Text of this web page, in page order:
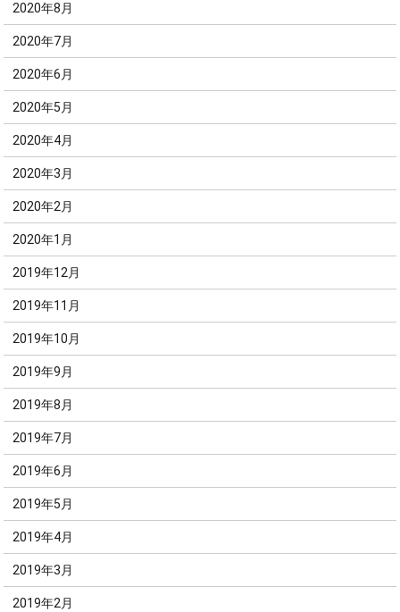
2020年8月
2020年7月
2020年6月
2020年5月
2020年4月
2020年3月
2020年2月
2020年1月
2019年12月
2019年11月
2019年10月
2019年9月
2019年8月
2019年7月
2019年6月
2019年5月
2019年4月
2019年3月
2019年2月